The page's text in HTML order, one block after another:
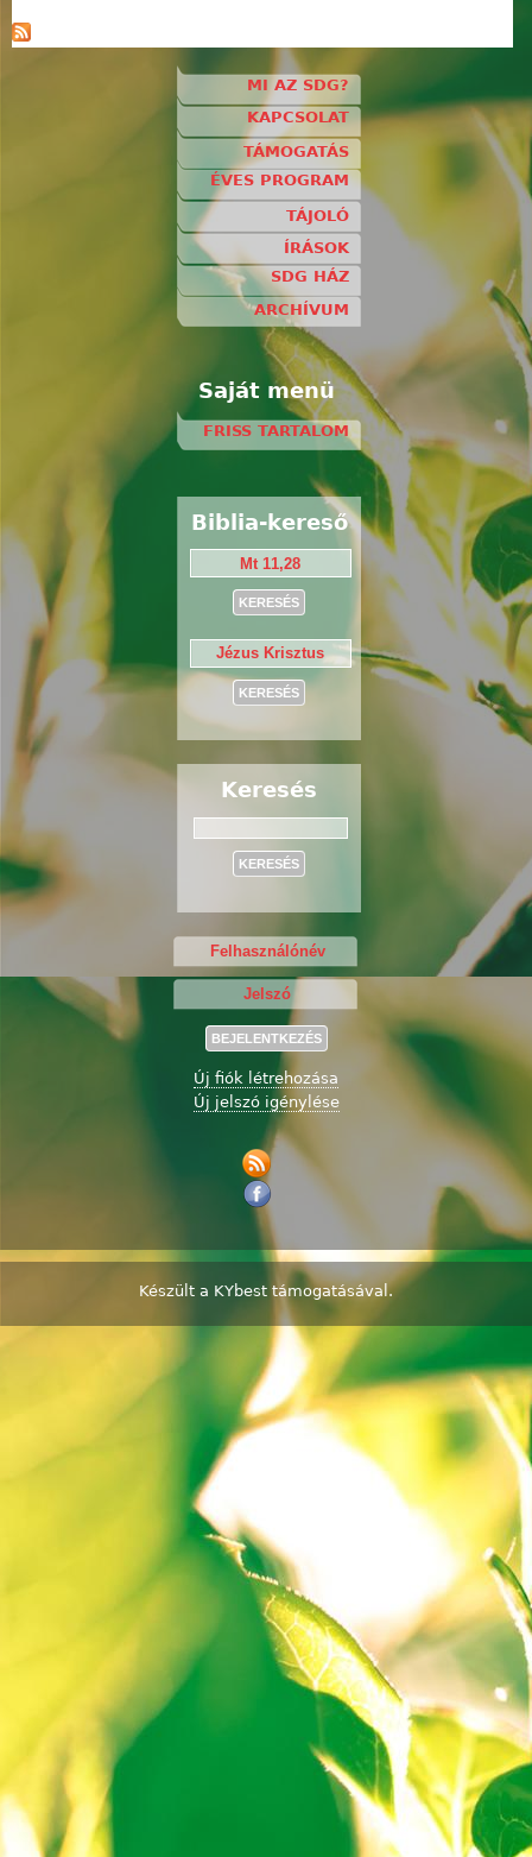
MI AZ SDG?
KAPCSOLAT
TÁMOGATÁS
ÉVES PROGRAM
TÁJOLÓ
ÍRÁSOK
SDG HÁZ
ARCHÍVUM
Saját menü
FRISS TARTALOM
Biblia-kereső
Keresés
Új fiók létrehozása
Új jelszó igénylése
Készült a KYbest támogatásával.